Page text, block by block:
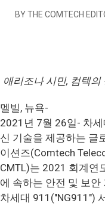
BY THE COMTECH
애리조나 시민, 컴텍
멜빌, 뉴욕-
2021년 7월 26일- 차
신 기술을 제공하는 글
이션즈(Comtech
CMTL)는 2021 회계연
에 속하는 안전 및 보안
차세대 911("NG911")